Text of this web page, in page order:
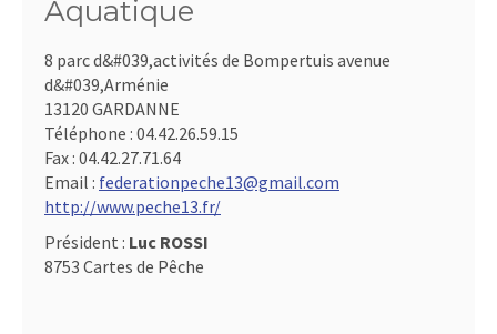
Aquatique
8 parc d&#039,activités de Bompertuis avenue
d&#039,Arménie
13120 GARDANNE
Téléphone : 04.42.26.59.15
Fax : 04.42.27.71.64
Email : federationpeche13@gmail.com
http://www.peche13.fr/
Président : Luc ROSSI
8753 Cartes de Pêche